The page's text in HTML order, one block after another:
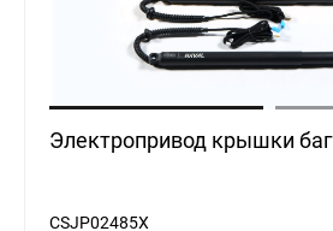
Электропривод крышки
CSJP02485X